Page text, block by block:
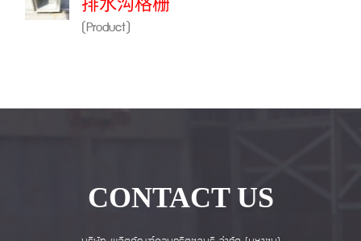
排水沟格栅
(Product)
CONTACT US